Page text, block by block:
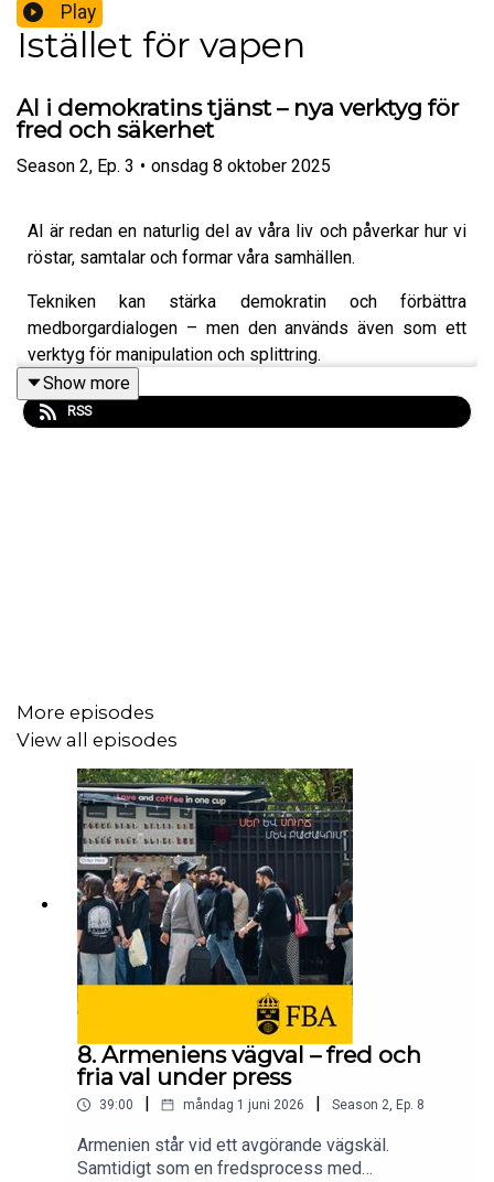
Play
Istället för vapen
AI i demokratins tjänst – nya verktyg för
fred och säkerhet
Season 2, Ep. 3 • onsdag 8 oktober 2025
AI är redan en naturlig del av våra liv och påverkar hur vi
röstar, samtalar och formar våra samhällen.
Tekniken kan stärka demokratin och förbättra
medborgardialogen – men den används även som ett
verktyg för manipulation och splittring.
Hör ledande forskare och experter utforska såväl
potentialen som fallgroparna, med AI i demokratins
Show more
RSS
More episodes
View all episodes
8. Armeniens vägval – fred och
fria val under press
39:00 måndag 1 juni 2026 Season 2, Ep. 8
Armenien står vid ett avgörande vägskäl.
Samtidigt som en fredsprocess med